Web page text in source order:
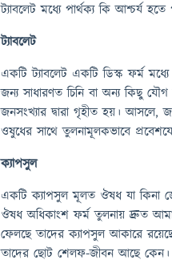
ট্যাবলেট মধ্যে পার্থক্য কি আশ্চর্য
ট্যাবলেট
একটি ট্যাবলেট একটি ডিস্ক ফর্ম
জন্য সাধারণত চিনি বা অন্য কিছু
জনসংখ্যার দ্বারা গৃহীত হয়। আসলে,
ওষুধের সাথে তুলনামূলকভাবে
ক্যাপসুল
একটি ক্যাপসুল মূলত ঔষধ যা কিনা
ঔষধ অধিকাংশ ফর্ম তুলনায় দ্রুত
ফেলছে তাদের ক্যাপসুল আকারে
তাদের ছোট শেলফ-জীবন আছে কেন।